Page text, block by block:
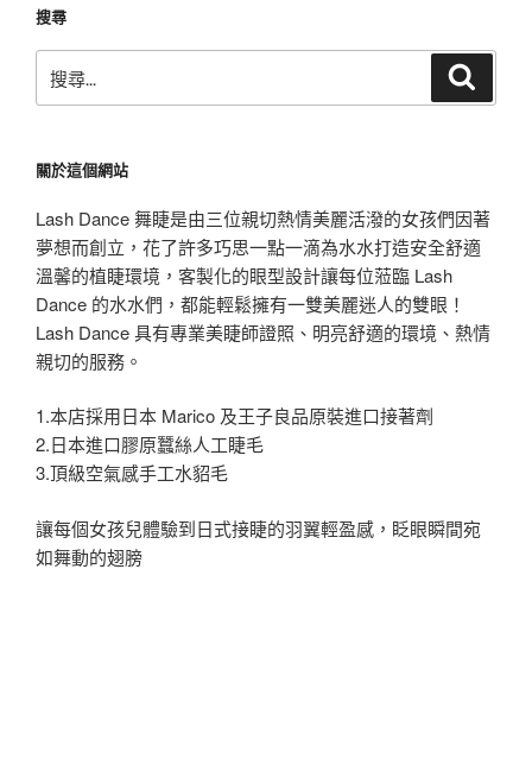
搜尋
尋
字:
關於這個網站
Lash Dance 舞睫是由三位親切熱情美麗活潑的女孩們因著
夢想而創立，花了許多巧思一點一滴為水水打造安全舒適
溫馨的植睫環境，客製化的眼型設計讓每位蒞臨 Lash
Dance 的水水們，都能輕鬆擁有一雙美麗迷人的雙眼！
Lash Dance 具有專業美睫師證照、明亮舒適的環境、熱情
親切的服務。
1.本店採用日本 Marico 及王子良品原裝進口接著劑
2.日本進口膠原蠶絲人工睫毛
3.頂級空氣感手工水貂毛
讓每個女孩兒體驗到日式接睫的羽翼輕盈感，眨眼瞬間宛
如舞動的翅膀